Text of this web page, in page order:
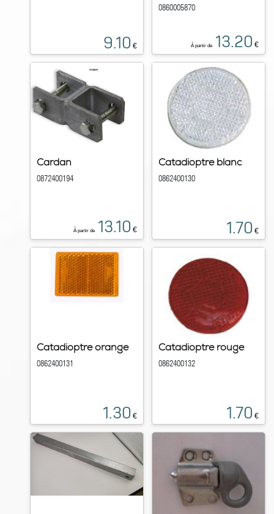
9.10 €
0860005870
À partir de 13.20 €
Cardan
0872400194
À partir de 13.10 €
Catadioptre blanc
0862400130
1.70 €
Catadioptre orange
0862400131
1.30 €
Catadioptre rouge
0862400132
1.70 €